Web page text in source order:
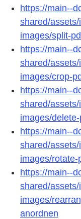
https://main--
shared/
images/split-
https://main--
shared/
images/crop-
https://main--
shared/
images/
https://main--
shared/
images/rotate-
https://main--
shared/
images/
anordnen